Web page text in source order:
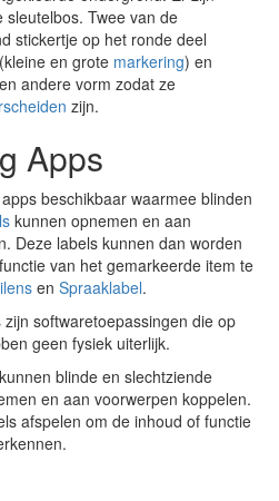
Twee van de
stickertje op het ronde deel
en grote markering) en
andere vorm zodat ze
zijn.
Apps
beschikbaar waarmee blinden
kunnen opnemen en aan
Deze labels kunnen dan worden
van het gemarkeerde item te
en Spraaklabel.
softwaretoepassingen die op
geen fysiek uiterlijk.
blinde en slechtziende
en aan voorwerpen koppelen.
afspelen om de inhoud of functie